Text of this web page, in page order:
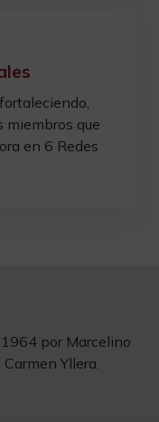
miembros que
en 6 Redes
por Marcelino
Yllera.